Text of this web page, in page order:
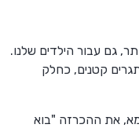
גם עבור הילדים שלנו.
קטנים, כחלק
את ההכרזה "בוא